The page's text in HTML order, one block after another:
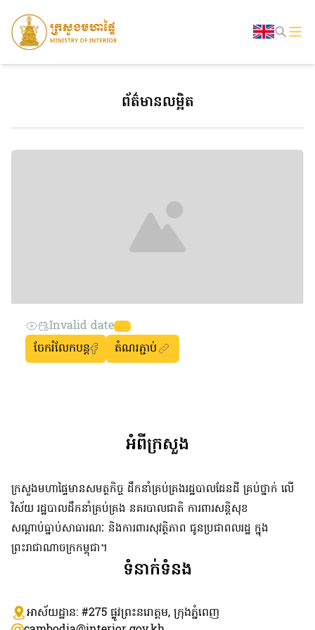
ព័ត៌មានលម្អិត
Invalid date
ចែករំលែកបន្ត
តំណរភ្ជាប់
អំពីក្រសួង
ក្រសួងមហាផ្ទៃមានសមត្ថកិច្ច ដឹកនាំគ្រប់គ្រងរដ្ឋបាលដែនដី គ្រប់ថ្នាក់ លើ
វិស័យ រដ្ឋបាលដឹកនាំគ្រប់គ្រង នគរបាលជាតិ ការពារសន្តិសុខ
សណ្តាប់ធ្នាប់សាធារណៈ និងការពារសុវត្ថិភាព ជូនប្រជាពលរដ្ឋ ក្នុង
ព្រះរាជាណាចក្រកម្ពុជា។
ទំនាក់ទំនង
អាស័យដ្ឋាន: #275 ​ផ្លូវព្រះនរោត្តម, ក្រុងភ្នំពេញ